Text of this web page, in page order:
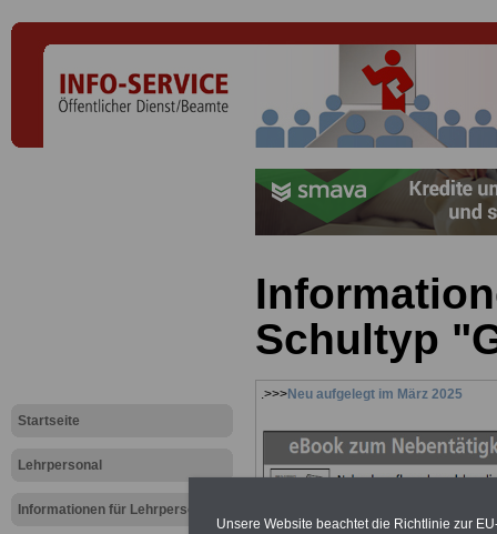
Startseite
Lehrpersonal
Informationen für Lehrpersonal
Schultyp
.>>>Neu aufgelegt im März 2025
Unsere Website beachtet die Richtlinie zur